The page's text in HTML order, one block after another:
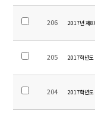
206 2017년 제8
205 2017학년도
204 2017학년도